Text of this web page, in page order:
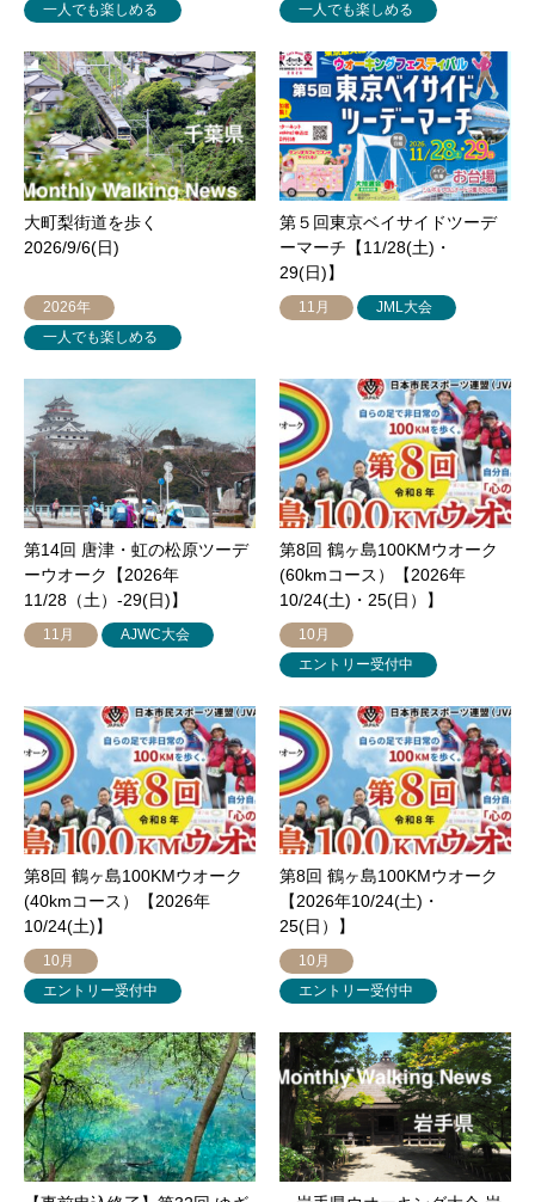
一人でも楽しめる
一人でも楽しめる
大町梨街道を歩く
2026/9/6(日)
2026年
一人でも楽しめる
第５回東京ベイサイドツーデ
ーマーチ【11/28(土)・
29(日)】
11月 JML大会
第14回 唐津・虹の松原ツーデ
ーウオーク【2026年
11/28（土）-29(日)】
11月 AJWC大会
第8回 鶴ヶ島100KMウオーク
(60kmコース）【2026年
10/24(土)・25(日）】
10月
エントリー受付中
第8回 鶴ヶ島100KMウオーク
(40kmコース）【2026年
10/24(土)】
10月
エントリー受付中
第8回 鶴ヶ島100KMウオーク
【2026年10/24(土)・
25(日）】
10月
エントリー受付中